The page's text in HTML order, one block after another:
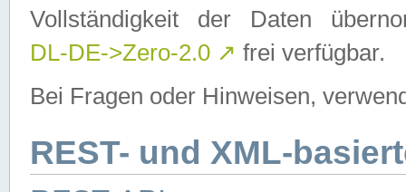
Vollständigkeit der Daten
DL-DE->Zero-2.0 ↗ frei verfügbar.
Bei Fragen oder Hinweisen,
REST- und XML-